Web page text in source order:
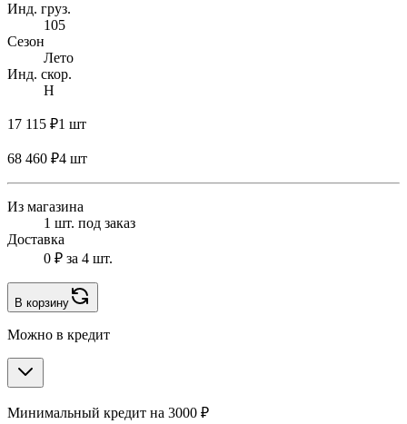
Инд. груз.
105
Сезон
Лето
Инд. скор.
H
17 115 ₽1 шт
68 460 ₽4 шт
Из магазина
1 шт. под заказ
Доставка
0 ₽ за 4 шт.
В корзину
Можно в кредит
Минимальный кредит на 3000 ₽